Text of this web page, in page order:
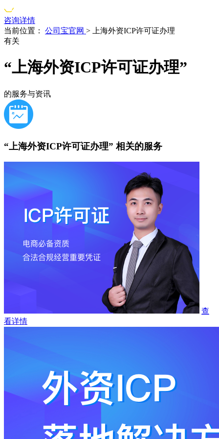
咨询详情
当前位置：
公司宝官网 >
上海外资ICP许可证办理
有关
“上海外资ICP许可证办理”
的服务与资讯
“上海外资ICP许可证办理” 相关的服务
查
看详情